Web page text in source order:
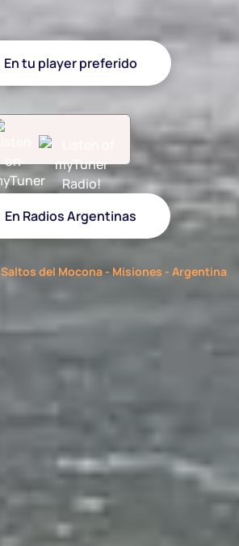
En tu player preferido
En Radios Argentinas
Saltos del Mocona - Misiones - Argentina